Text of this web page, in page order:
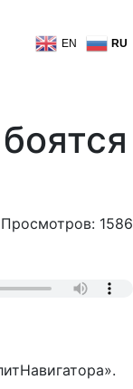
EN RU
Просмотров: 1586